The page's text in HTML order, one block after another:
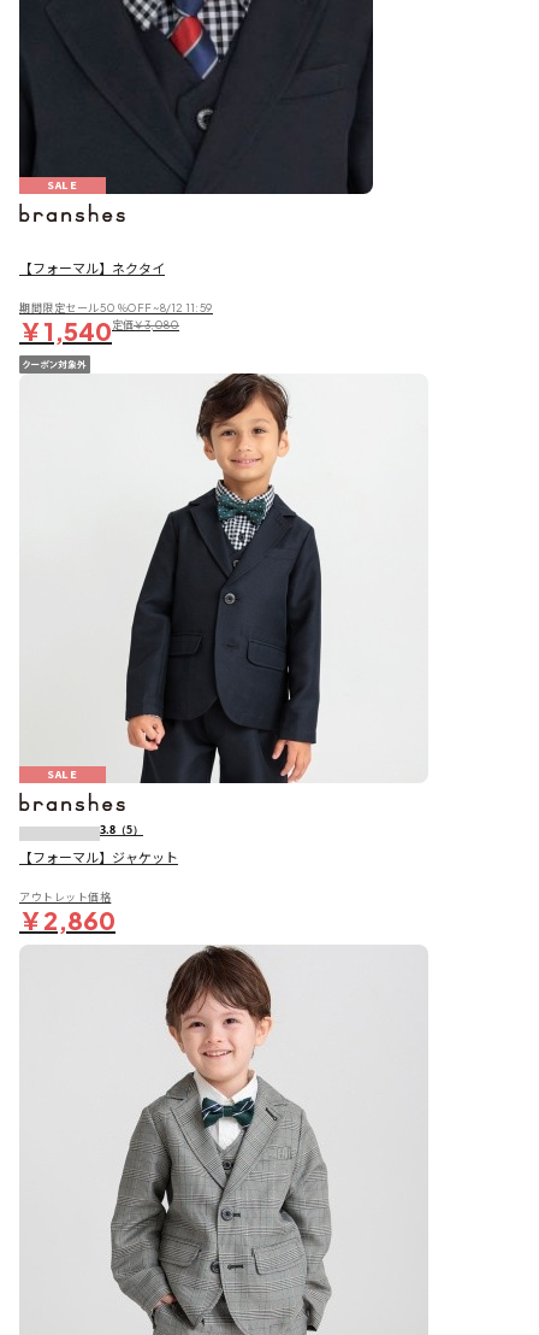
SALE
【フォーマル】ネクタイ
期間限定セール50％OFF~8/12 11:59
￥1,540定価￥3,080
SALE
3.8 （5）
【フォーマル】ジャケット
アウトレット価格
￥2,860